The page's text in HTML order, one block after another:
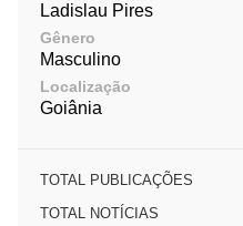
Ladislau Pires
Gênero
Masculino
Localização
Goiânia
TOTAL PUBLICAÇÕES
TOTAL NOTÍCIAS